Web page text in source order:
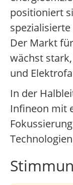
positioniert
Der Markt
wächst
und
In der
Infineon mit